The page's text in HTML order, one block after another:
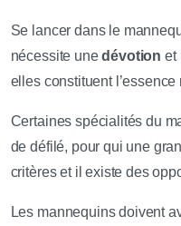
Se lancer dans le
nécessite unedévotion et
elles constituent
Certaines spécialités du
de défilé, pour qui une
critères et il existe des
Les mannequins doivent